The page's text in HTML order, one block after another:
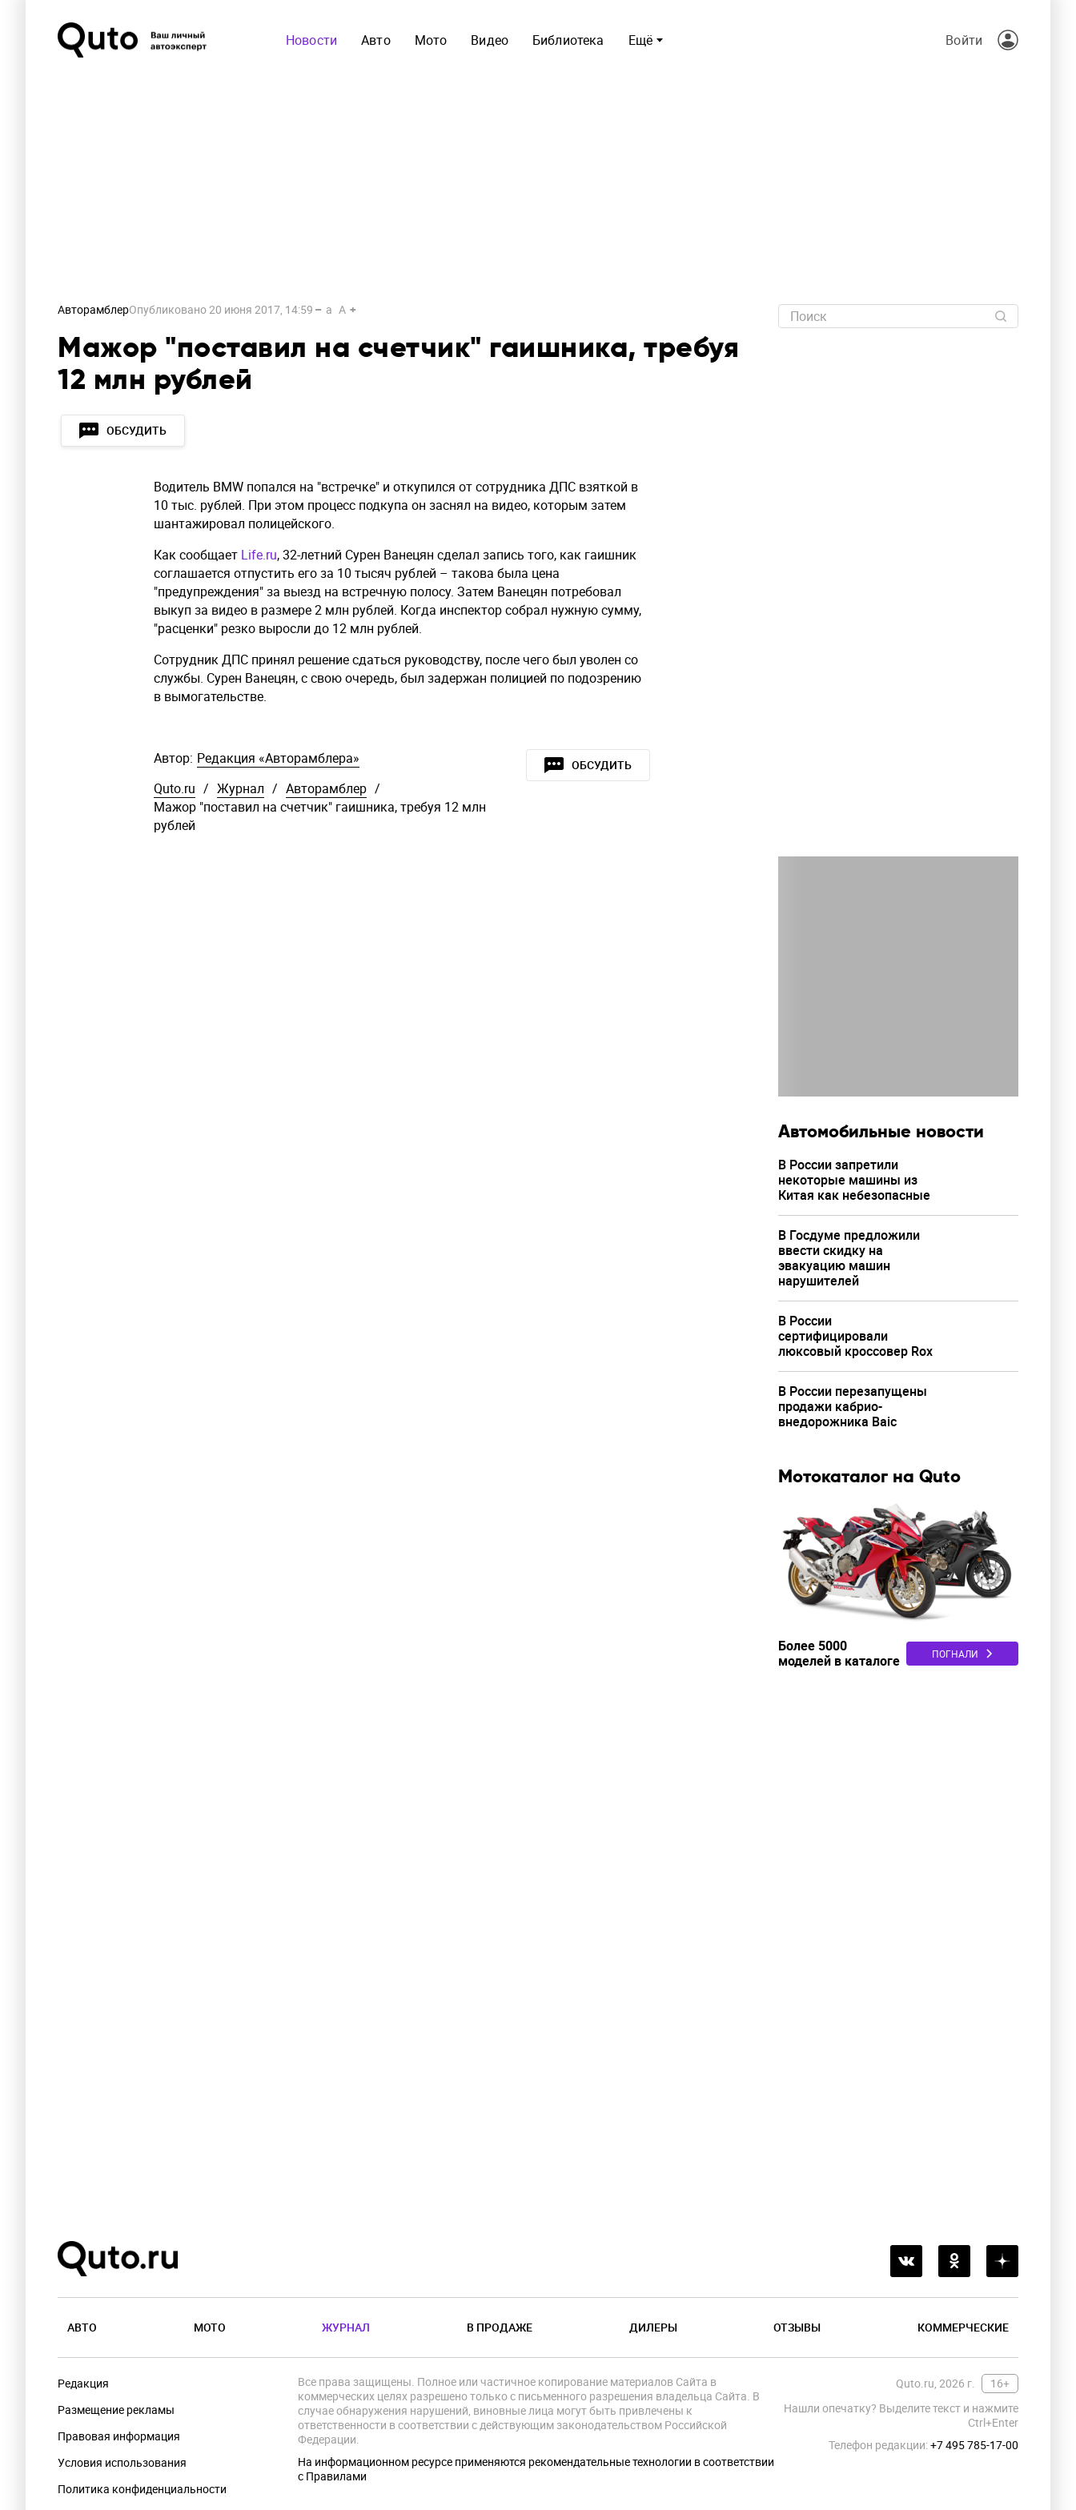
Ещё
Новости Авто Мото Видео Библиотека Войти
АвторамблерОпубликовано20 июня 2017, 14:59 a A
Мажор "поставил на счетчик" гаишника, требуя
12 млн рублей
ОБСУДИТЬ
Водитель BMW попался на "встречке" и откупился от сотрудника ДПС взяткой в
10 тыс. рублей. При этом процесс подкупа он заснял на видео, которым затем
шантажировал полицейского.
Как сообщает Life.ru, 32-летний Сурен Ванецян сделал запись того, как гаишник
соглашается отпустить его за 10 тысяч рублей – такова была цена
"предупреждения" за выезд на встречную полосу. Затем Ванецян потребовал
выкуп за видео в размере 2 млн рублей. Когда инспектор собрал нужную сумму,
"расценки" резко выросли до 12 млн рублей.
Сотрудник ДПС принял решение сдаться руководству, после чего был уволен со
службы. Сурен Ванецян, с свою очередь, был задержан полицией по подозрению
в вымогательстве.
ОБСУДИТЬ
Автор: Редакция «Авторамблера»
Quto.ru / Журнал / Авторамблер /
Мажор "поставил на счетчик" гаишника, требуя 12 млн
рублей
Автомобильные новости
В России запретили
некоторые машины из
Китая как небезопасные
В Госдуме предложили
ввести скидку на
эвакуацию машин
нарушителей
В России
сертифицировали
люксовый кроссовер Rox
В России перезапущены
продажи кабрио-
внедорожника Baic
Мотокаталог на Quto
Более 5000
моделей в каталоге
ПОГНАЛИ
АВТО МОТО ЖУРНАЛ В ПРОДАЖЕ ДИЛЕРЫ ОТЗЫВЫ КОММЕРЧЕСКИЕ
Редакция
Размещение рекламы
Правовая информация
Условия использования
Политика конфиденциальности
Quto.ru, 2026 г.
16+
Нашли опечатку? Выделите текст и нажмите
Ctrl+Enter
Телефон редакции:+7 495 785-17-00
Все права защищены. Полное или частичное копирование материалов Сайта в
коммерческих целях разрешено только с письменного разрешения владельца Сайта. В
случае обнаружения нарушений, виновные лица могут быть привлечены к
ответственности в соответствии с действующим законодательством Российской
Федерации.
На информационном ресурсе применяются рекомендательные технологии в соответствии
с Правилами